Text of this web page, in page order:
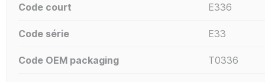
Code court E336
Code série E33
Code OEM packaging T0336